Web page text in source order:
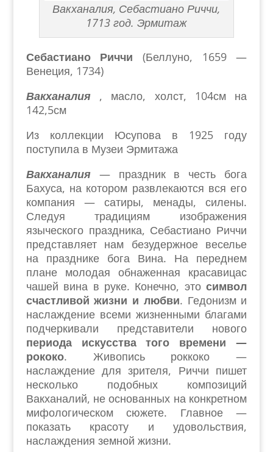
Вакханалия, Себастиано Риччи,
1713 год. Эрмитаж
Себастиано Риччи (Беллуно, 1659 —
Венеция, 1734)
Вакханалия, масло, холст, 104см на
142,5см
Из коллекции Юсупова в 1925 году
поступила в Музеи Эрмитажа
Вакханалия
— праздник в честь бога
Бахуса, на котором развлекаются вся его
компания — сатиры, менады, силены.
Следуя традициям изображения
языческого праздника, Себастиано Риччи
представляет нам безудержное веселье
на празднике бога Вина. На переднем
плане молодая обнаженная красавицас
чашей вина в руке. Конечно, этосимвол
счастливой жизни и любви. Гедонизм и
наслаждение всеми жизненными благами
подчеркивали представители нового
периода искусства того времени —
рококо. Живопись роккоко —
наслаждение для зрителя, Риччи пишет
несколько подобных композиций
Вакханалий, не основанных на конкретном
мифологическом сюжете. Главное —
показать красоту и удовольствия,
наслаждения земной жизни.